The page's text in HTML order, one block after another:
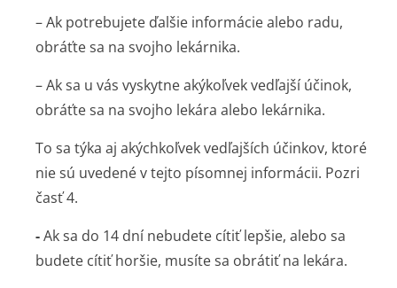
– Ak potrebujete ďalšie informácie alebo radu,
obráťte sa na svojho lekárnika.
– Ak sa u vás vyskytne akýkoľvek vedľajší účinok,
obráťte sa na svojho lekára alebo lekárnika.
To sa týka aj akýchkoľvek vedľajších účinkov, ktoré
nie sú uvedené v tejto písomnej informácii. Pozri
časť 4.
-Ak sa do 14 dní nebudete cítiť lepšie, alebo sa
budete cítiť horšie, musíte sa obrátiť na lekára.